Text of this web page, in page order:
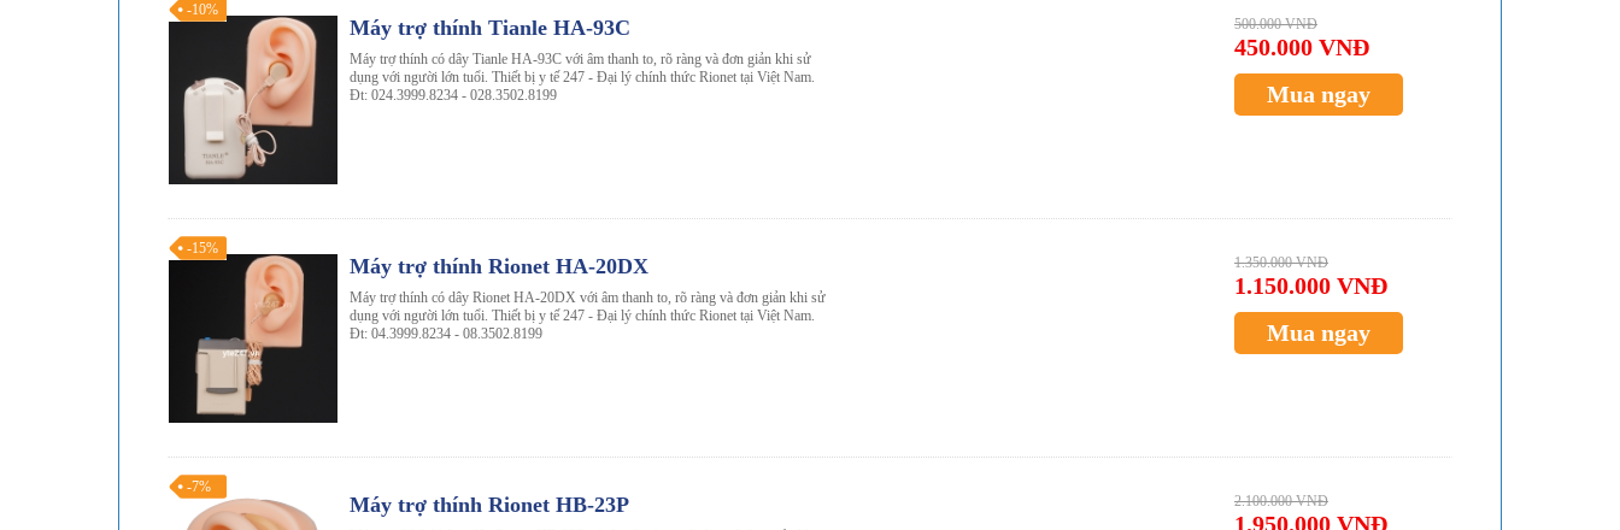
-10%
Máy trợ thính Tianle HA-93C
Máy trợ thính có dây Tianle HA-93C với âm thanh to, rõ ràng và đơn giản khi sử
dụng với người lớn tuổi. Thiết bị y tế 247 - Đại lý chính thức Rionet tại Việt Nam.
Đt: 024.3999.8234 - 028.3502.8199
500.000 VNĐ
450.000 VNĐ
Mua ngay
-15%
Máy trợ thính Rionet HA-20DX
Máy trợ thính có dây Rionet HA-20DX với âm thanh to, rõ ràng và đơn giản khi sử
dụng với người lớn tuổi. Thiết bị y tế 247 - Đại lý chính thức Rionet tại Việt Nam.
Đt: 04.3999.8234 - 08.3502.8199
1.350.000 VNĐ
1.150.000 VNĐ
Mua ngay
-7%
Máy trợ thính Rionet HB-23P 2.100.000 VNĐ
1.950.000 VNĐ